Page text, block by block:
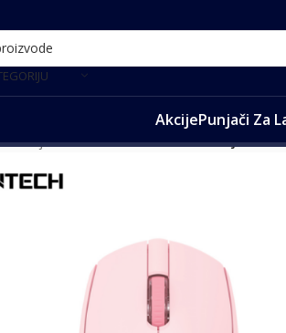
AkcijePunjači Za
/Miševi i tastature/Kancelarijski